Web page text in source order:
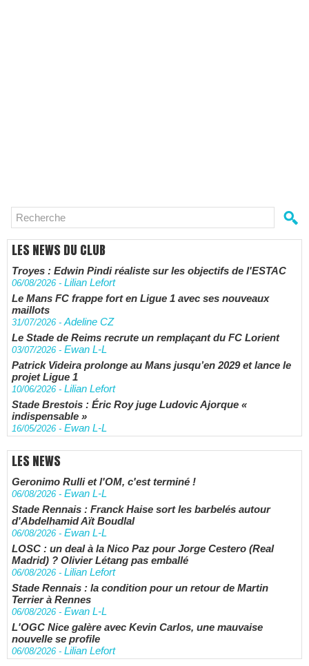
LES NEWS DU CLUB
Troyes : Edwin Pindi réaliste sur les objectifs de l'ESTAC
06/08/2026 - Lilian Lefort
Le Mans FC frappe fort en Ligue 1 avec ses nouveaux
maillots
31/07/2026 -Adeline CZ
Le Stade de Reims recrute un remplaçant du FC Lorient
03/07/2026 - Ewan L-L
Patrick Videira prolonge au Mans jusqu’en 2029 et lance le
projet Ligue 1
10/06/2026 - Lilian Lefort
Stade Brestois : Éric Roy juge Ludovic Ajorque «
indispensable »
16/05/2026 - Ewan L-L
LES NEWS
Geronimo Rulli et l'OM, c'est terminé !
06/08/2026 - Ewan L-L
Stade Rennais : Franck Haise sort les barbelés autour
d'Abdelhamid Aït Boudlal
06/08/2026 - Ewan L-L
LOSC : un deal à la Nico Paz pour Jorge Cestero (Real
Madrid) ? Olivier Létang pas emballé
06/08/2026 - Lilian Lefort
Stade Rennais : la condition pour un retour de Martin
Terrier à Rennes
06/08/2026 - Ewan L-L
L'OGC Nice galère avec Kevin Carlos, une mauvaise
nouvelle se profile
06/08/2026 - Lilian Lefort